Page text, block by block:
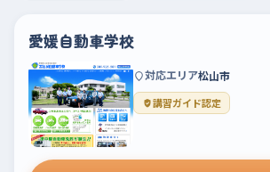
愛媛自動車学校
対応エリア松山市
講習ガイド認定